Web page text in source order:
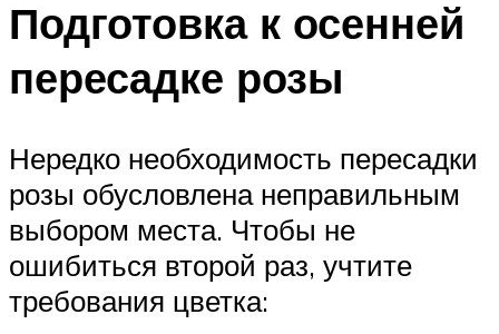
Подготовка к осенней
пересадке розы
Нередко необходимость пересадки
розы обусловлена неправильным
выбором места. Чтобы не
ошибиться второй раз, учтите
требования цветка: